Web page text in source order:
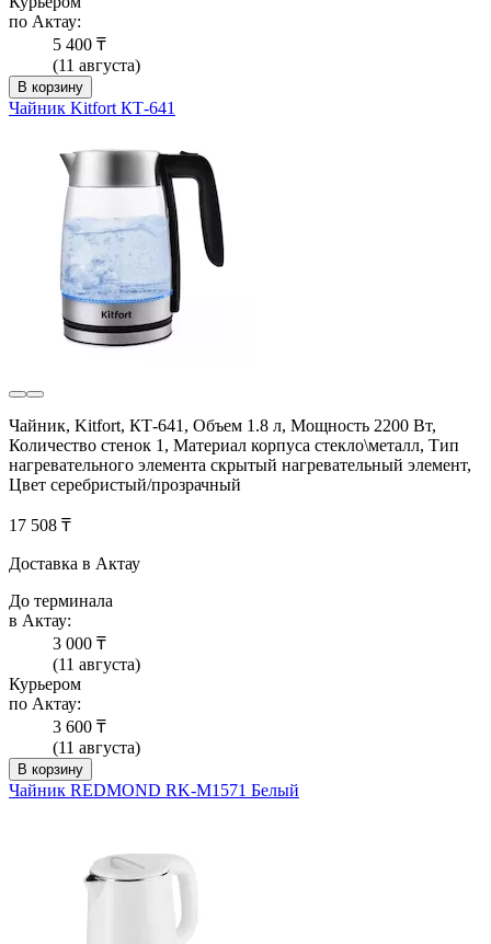
по Актау:
5 400 ₸
(11 августа)
В корзину
Чайник Kitfort КТ-641
Чайник, Kitfort, КТ-641, Объем 1.8 л, Мощность 2200 Вт,
Количество стенок 1, Материал корпуса стекло\металл, Тип
нагревательного элемента скрытый нагревательный элемент,
Цвет серебристый/прозрачный
17 508 ₸
Доставка в Актау
До терминала
в Актау:
3 000 ₸
(11 августа)
Курьером
по Актау:
3 600 ₸
(11 августа)
В корзину
Чайник REDMOND RK-M1571 Белый